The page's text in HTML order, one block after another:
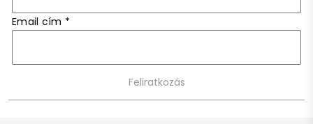
Email cím *